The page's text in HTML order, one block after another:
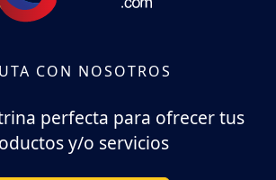
CON NOSOTROS
perfecta para ofrecer tus
y/o servicios